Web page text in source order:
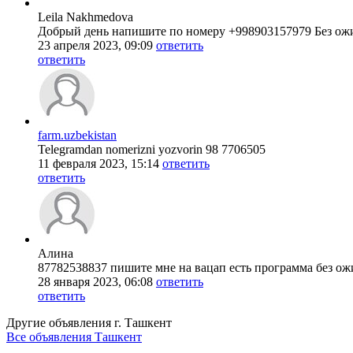
Leila Nakhmedova
Добрый день напишите по номеру +998903157979 Без
23 апреля 2023, 09:09 ответить
ответить
farm.uzbekistan
Telegramdan nomerizni yozvorin 98 7706505
11 февраля 2023, 15:14 ответить
ответить
Алина
87782538837 пишите мне на вацап есть программа без
28 января 2023, 06:08 ответить
ответить
Другие объявления г. Ташкент
Все объявления Ташкент